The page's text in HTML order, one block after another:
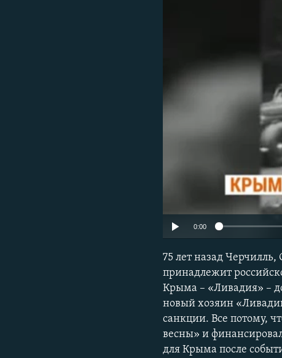
0:00
75 лет назад Черчилль,
принадлежит
Крыма – «Ливадия» –
новый хозяин
санкции. Все потому,
весны» и
для Крыма после